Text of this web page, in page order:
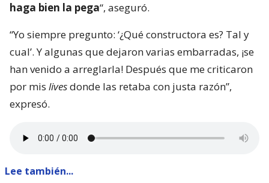
haga bien la pega“, aseguró.
“Yo siempre pregunto: ‘¿Qué constructora es? Tal y
cual’. Y algunas que dejaron varias embarradas, ¡se
han venido a arreglarla! Después que me criticaron
por mis livesdonde las retaba con justa razón”,
expresó.
Lee también...